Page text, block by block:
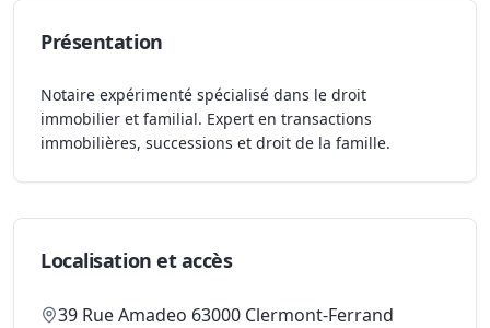
Présentation
Notaire expérimenté spécialisé dans le droit
immobilier et familial. Expert en transactions
immobilières, successions et droit de la famille.
Localisation et accès
39 Rue Amadeo 63000 Clermont-Ferrand